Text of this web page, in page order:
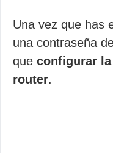
Una vez que has
una contraseña
que configurar la
router.